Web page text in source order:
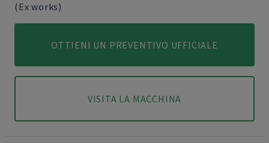
(Ex works)
OTTIENI UN PREVENTIVO UFFICIALE
VISITA LA MACCHINA